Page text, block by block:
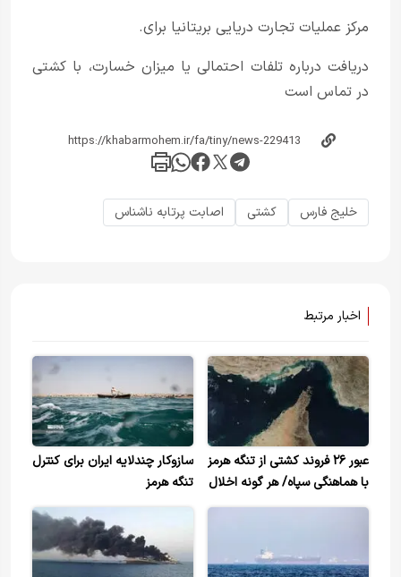
مرکز عملیات تجارت دریایی بریتانیا برای.
دریافت درباره تلفات احتمالی یا میزان خسارت، با کشتی
در تماس است
خلیج فارس کشتی اصابت پرتابه ناشناس
اخبار مرتبط
عبور ۲۶ فروند کشتی از تنگه هرمز
با هماهنگی سپاه/ هر گونه اخلال
در تنگه هرمز با پاسخ قاطع ما
سازوکار چندلایه ایران برای کنترل
تنگه هرمز